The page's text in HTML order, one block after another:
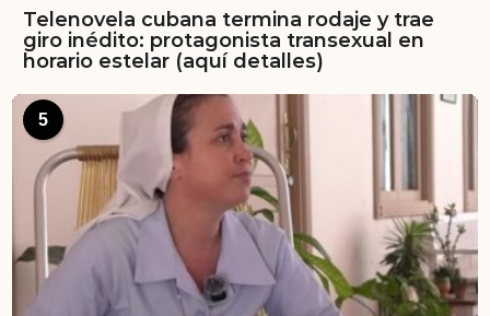
Telenovela cubana termina rodaje y trae
giro inédito: protagonista transexual en
horario estelar (aquí detalles)
5